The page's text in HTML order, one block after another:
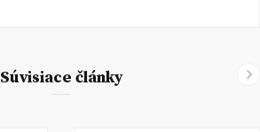
Súvisiace články